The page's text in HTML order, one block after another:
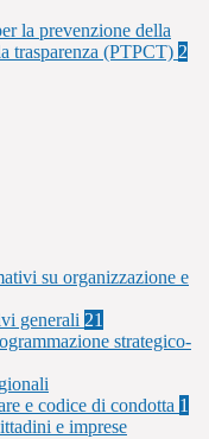
la prevenzione della
trasparenza (PTPCT) 2
su organizzazione e
generali 21
strategico-
e codice di condotta 1
e imprese